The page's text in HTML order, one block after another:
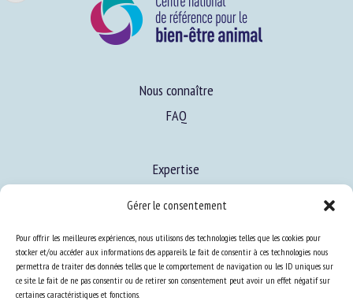
Gérer le consentement
Pour offrir les meilleures expériences, nous utilisons des technologies telles que les cookies pour
stocker et/ou accéder aux informations des appareils. Le fait de consentir à ces technologies nous
permettra de traiter des données telles que le comportement de navigation ou les ID uniques sur
ce site. Le fait de ne pas consentir ou de retirer son consentement peut avoir un effet négatif sur
certaines caractéristiques et fonctions.
Nous connaître
FAQ
Expertise
Ressources